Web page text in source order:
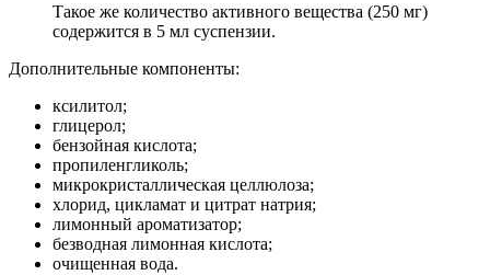
Такое же количество активного вещества (250 мг)
содержится в 5 мл суспензии.
Дополнительные компоненты:
ксилитол;
глицерол;
бензойная кислота;
пропиленгликоль;
микрокристаллическая целлюлоза;
хлорид, цикламат и цитрат натрия;
лимонный ароматизатор;
безводная лимонная кислота;
очищенная вода.